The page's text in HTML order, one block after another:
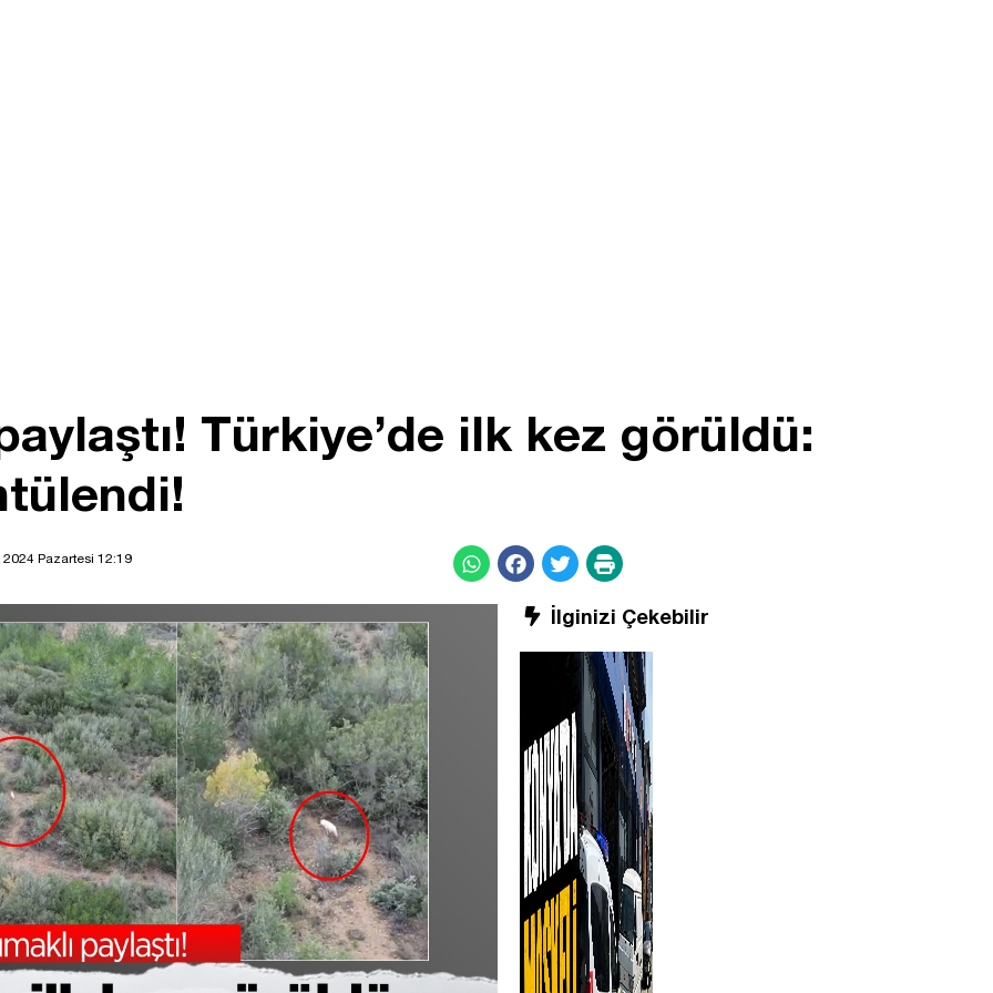
Türkiye’de ilk kez görüldü:
2024 Pazartesi 12:19
İlginizi Çekebilir